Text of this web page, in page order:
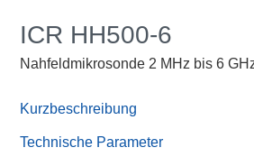
ICR HH500-6
Nahfeldmikrosonde 2 MHz bis 6
Kurzbeschreibung
Technische Parameter